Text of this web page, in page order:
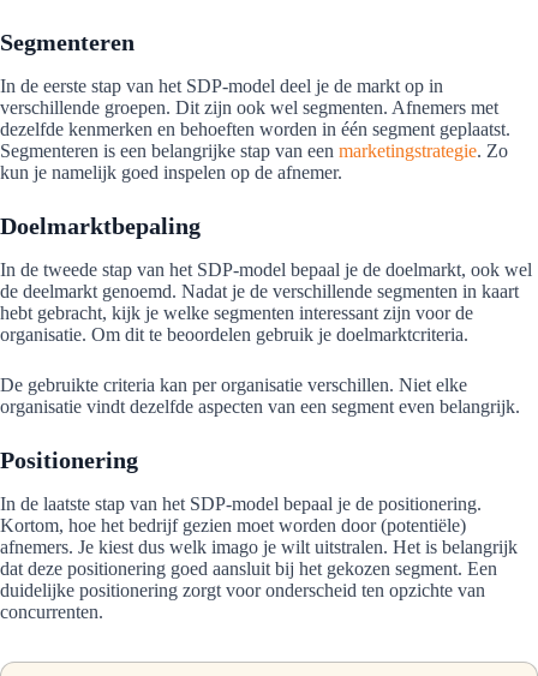
Segmenteren
In de eerste stap van het SDP-model deel je de markt op in
verschillende groepen. Dit zijn ook wel segmenten. Afnemers met
dezelfde kenmerken en behoeften worden in één segment geplaatst.
Segmenteren is een belangrijke stap van een marketingstrategie. Zo
kun je namelijk goed inspelen op de afnemer.
Doelmarktbepaling
In de tweede stap van het SDP-model bepaal je de doelmarkt, ook wel
de deelmarkt genoemd. Nadat je de verschillende segmenten in kaart
hebt gebracht, kijk je welke segmenten interessant zijn voor de
organisatie. Om dit te beoordelen gebruik je doelmarktcriteria.
De gebruikte criteria kan per organisatie verschillen. Niet elke
organisatie vindt dezelfde aspecten van een segment even belangrijk.
Positionering
In de laatste stap van het SDP-model bepaal je de positionering.
Kortom, hoe het bedrijf gezien moet worden door (potentiële)
afnemers. Je kiest dus welk imago je wilt uitstralen. Het is belangrijk
dat deze positionering goed aansluit bij het gekozen segment. Een
duidelijke positionering zorgt voor onderscheid ten opzichte van
concurrenten.